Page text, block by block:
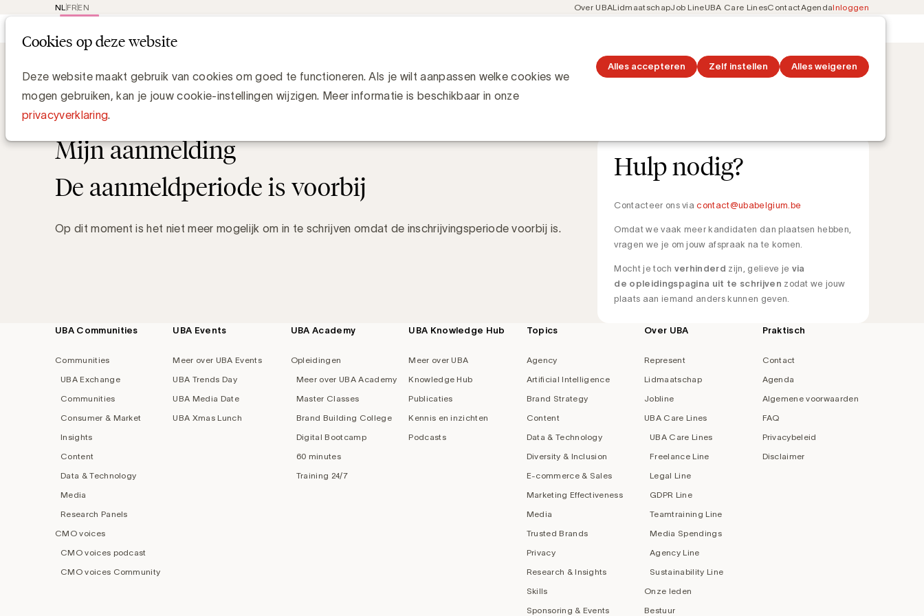
Cookies op deze website
Deze website maakt gebruik van cookies om goed te functioneren. Als je wilt aanpassen welke cookies we
mogen gebruiken, kan je jouw cookie-instellingen wijzigen. Meer informatie is beschikbaar in onze
privacyverklaring.
Alles accepteren Zelf instellen Alles weigeren
EN
FR
NL
Meta
Over UBALidmaatschapJob LineUBA Care LinesContactAgendaInloggen
Responsible AI for advertisers
woensdag 18 maart 2026 van 10:00 uur tot 12:00 uur
Mijn aanmelding
De aanmeldperiode is voorbij
Op dit moment is het niet meer mogelijk om in te schrijven omdat de inschrijvingsperiode voorbij is.
Hulp nodig?
Contacteer ons viacontact@ubabelgium.be
Omdat we vaak meer kandidaten dan plaatsen hebben,
vragen we je om jouw afspraak na te komen.
Mocht je toch verhinderd zijn, gelieve je via
de opleidingspagina uit te schrijven zodat we jouw
plaats aan iemand anders kunnen geven.
Footer
UBA Communities
Communities
UBA Exchange
Communities
Consumer & Market
Insights
Content
Data & Technology
Media
Research Panels
CMO voices
CMO voices podcast
CMO voices Community
UBA Events
Meer over UBA Events
UBA Trends Day
UBA Media Date
UBA Xmas Lunch
UBA Academy
Opleidingen
Meer over UBA Academy
Master Classes
Brand Building College
Digital Bootcamp
60 minutes
Training 24/7
UBA Knowledge Hub
Meer over UBA
Knowledge Hub
Publicaties
Kennis en inzichten
Podcasts
Topics
Agency
Artificial Intelligence
Brand Strategy
Content
Data & Technology
Diversity & Inclusion
E-commerce & Sales
Marketing Effectiveness
Media
Trusted Brands
Privacy
Research & Insights
Skills
Sponsoring & Events
Over UBA
Represent
Lidmaatschap
Jobline
UBA Care Lines
UBA Care Lines
Freelance Line
Legal Line
GDPR Line
Teamtraining Line
Media Spendings
Agency Line
Sustainability Line
Onze leden
Bestuur
Praktisch
Contact
Agenda
Algemene voorwaarden
FAQ
Privacybeleid
Disclaimer